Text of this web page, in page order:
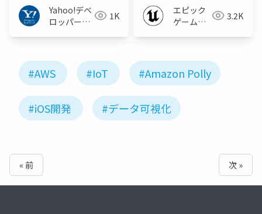
Yahoo!デベ
ロッパーネ
1K
エピック
ゲームズ
3.2K
#AWS #IoT #Amazon Polly
#iOS開発 #データ可視化
« 前 次 »